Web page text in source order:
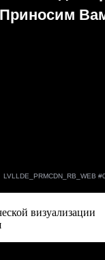
визуализации